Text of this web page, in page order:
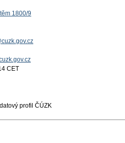
1800/9
CET
profil ČÚZK